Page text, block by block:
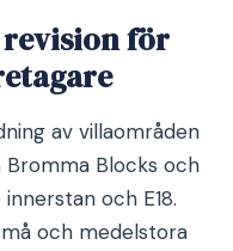
för
av villaområden
Blocks och
och E18.
och medelstora